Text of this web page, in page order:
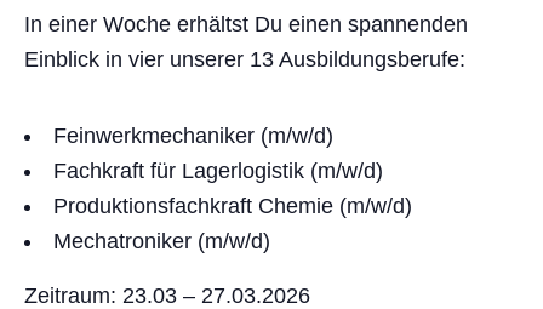
In einer Woche erhältst Du einen spannenden
Einblick in vier unserer 13 Ausbildungsberufe:
Feinwerkmechaniker (m/w/d)
Fachkraft für Lagerlogistik (m/w/d)
Produktionsfachkraft Chemie (m/w/d)
Mechatroniker (m/w/d)
Zeitraum: 23.03 – 27.03.2026